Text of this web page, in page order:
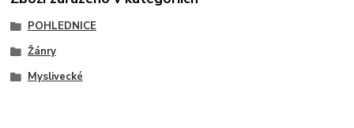
POHLEDNICE
Žánry
Myslivecké